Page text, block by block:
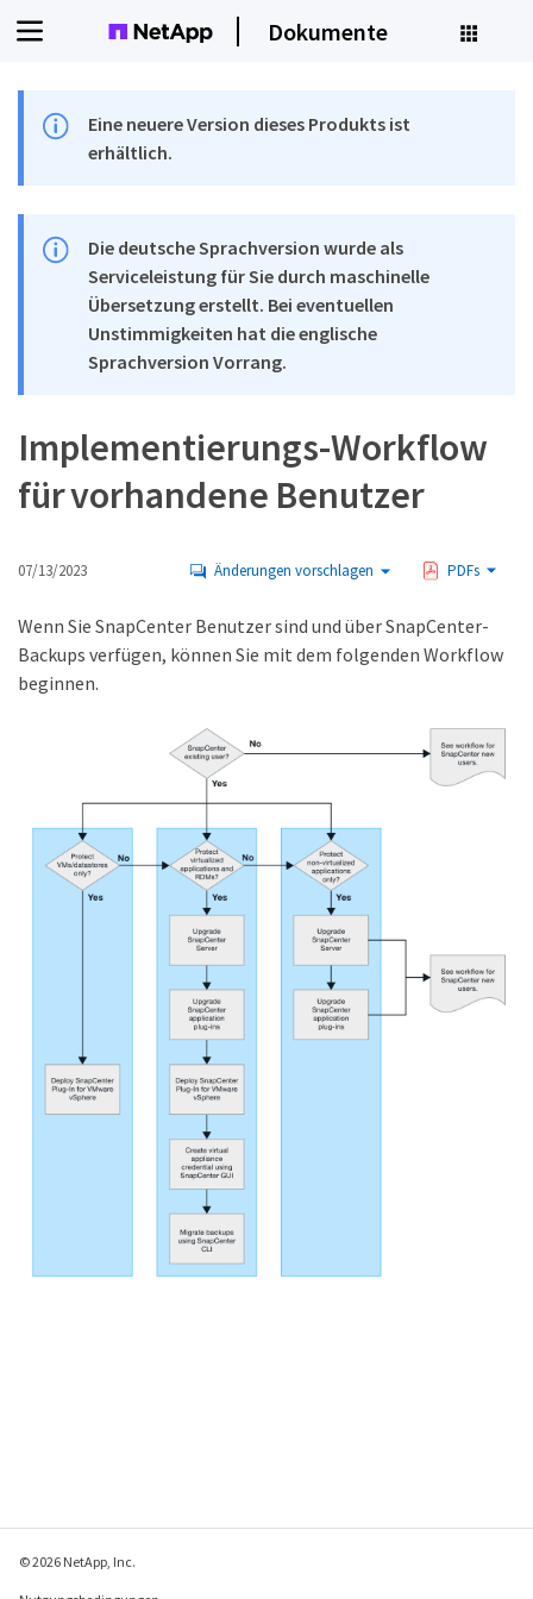
Dokumente
Eine neuere Version dieses Produkts ist
erhältlich.
Die deutsche Sprachversion wurde als
Serviceleistung für Sie durch maschinelle
Übersetzung erstellt. Bei eventuellen
Unstimmigkeiten hat die englische
Sprachversion Vorrang.
Implementierungs-Workflow
für vorhandene Benutzer
07/13/2023 Änderungen vorschlagen PDFs
Wenn Sie SnapCenter Benutzer sind und über SnapCenter-
Backups verfügen, können Sie mit dem folgenden Workflow
beginnen.
© 2026 NetApp, Inc.